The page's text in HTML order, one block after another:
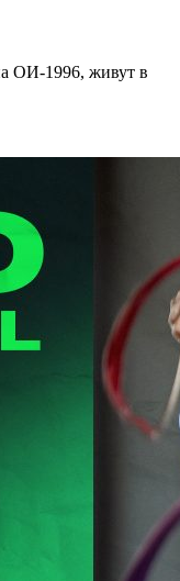
ОИ-1996, живут в